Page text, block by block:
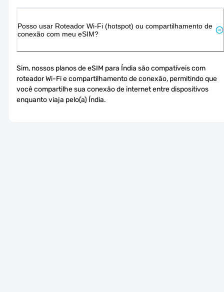
Posso usar Roteador Wi-Fi (hotspot) ou compartilhamento de
conexão com meu eSIM?
Sim, nossos planos de eSIM para Índia são compatíveis com
roteador Wi-Fi e compartilhamento de conexão, permitindo que
você compartilhe sua conexão de internet entre dispositivos
enquanto viaja pelo(a) Índia.